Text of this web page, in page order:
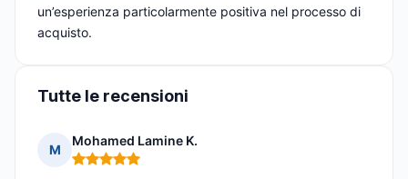
un’esperienza particolarmente positiva nel processo di
acquisto.
Tutte le recensioni
M
Mohamed Lamine K.
Nota: 5 su 5